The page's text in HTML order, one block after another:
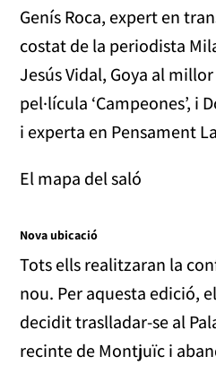
Genís Roca, expert en
costat de la periodista
Jesús Vidal, Goya al
pel·lícula ‘Campeones’, i
i experta en Pensament
El mapa del saló
Nova ubicació
Tots ells realitzaran la
nou. Per aquesta edició,
decidit traslladar-se al
recinte de Montjuïc i